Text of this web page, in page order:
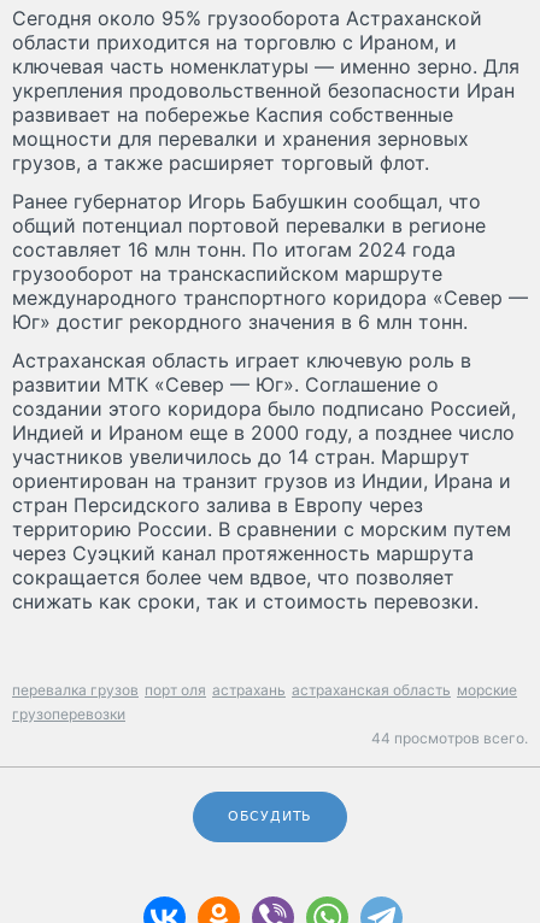
Сегодня около 95% грузооборота Астраханской
области приходится на торговлю с Ираном, и
ключевая часть номенклатуры — именно зерно. Для
укрепления продовольственной безопасности Иран
развивает на побережье Каспия собственные
мощности для перевалки и хранения зерновых
грузов, а также расширяет торговый флот.
Ранее губернатор Игорь Бабушкин сообщал, что
общий потенциал портовой перевалки в регионе
составляет 16 млн тонн. По итогам 2024 года
грузооборот на транскаспийском маршруте
международного транспортного коридора «Север —
Юг» достиг рекордного значения в 6 млн тонн.
Астраханская область играет ключевую роль в
развитии МТК «Север — Юг». Соглашение о
создании этого коридора было подписано Россией,
Индией и Ираном еще в 2000 году, а позднее число
участников увеличилось до 14 стран. Маршрут
ориентирован на транзит грузов из Индии, Ирана и
стран Персидского залива в Европу через
территорию России. В сравнении с морским путем
через Суэцкий канал протяженность маршрута
сокращается более чем вдвое, что позволяет
снижать как сроки, так и стоимость перевозки.
перевалка грузов порт оля астрахань астраханская область морские
грузоперевозки
44 просмотров всего.
ОБСУДИТЬ